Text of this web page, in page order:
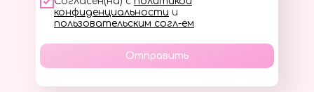
конфиденциальности и
пользовательским согл-ем
Отправить